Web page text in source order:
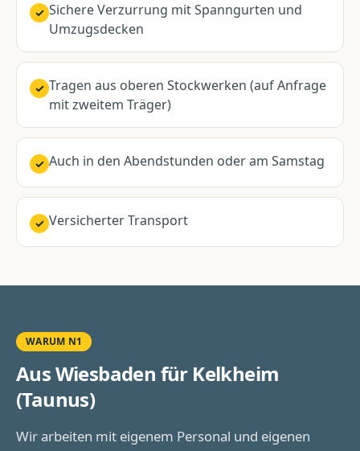
✓ Sichere Verzurrung mit Spanngurten und
Umzugsdecken
✓ Tragen aus oberen Stockwerken (auf Anfrage
mit zweitem Träger)
✓ Auch in den Abendstunden oder am Samstag
✓ Versicherter Transport
WARUM N1
Aus Wiesbaden für Kelkheim
(Taunus)
Wir arbeiten mit eigenem Personal und eigenen